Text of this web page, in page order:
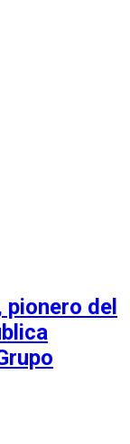
pionero del